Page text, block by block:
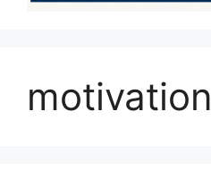
motivation